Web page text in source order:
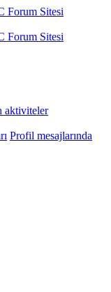
aktiviteler
Profil mesajlarında